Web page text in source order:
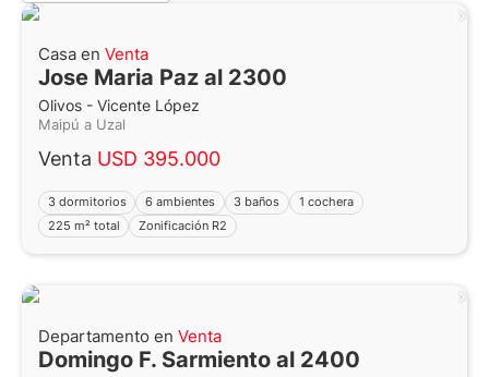
Casa en Venta
Jose Maria Paz al 2300
Olivos - Vicente López
Maipú a Uzal
Venta USD 395.000
3 dormitorios 6 ambientes 3 baños
1 cochera
225 m² total
Zonificación R2
Departamento en Venta
Domingo F. Sarmiento al 2400